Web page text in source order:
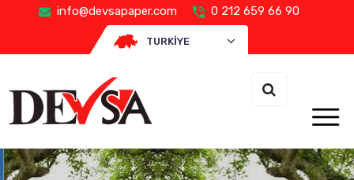
info@devsapaper.com 0 212 659 66 90
TURKIYE